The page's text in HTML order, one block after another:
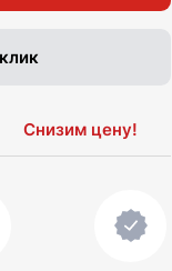
Снизим цену!